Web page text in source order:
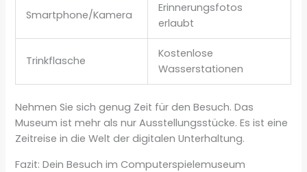
Smartphone/Kamera
Erinnerungsfotos
erlaubt
Trinkflasche
Kostenlose
Wasserstationen
Nehmen Sie sich genug Zeit für den Besuch. Das
Museum ist mehr als nur Ausstellungsstücke. Es ist eine
Zeitreise in die Welt der digitalen Unterhaltung.
Fazit: Dein Besuch im Computerspielemuseum